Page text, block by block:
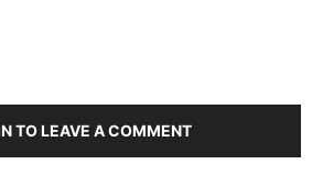
TO LEAVE A COMMENT